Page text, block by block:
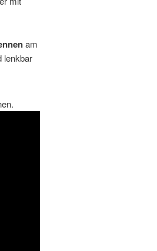
am
lenkbar